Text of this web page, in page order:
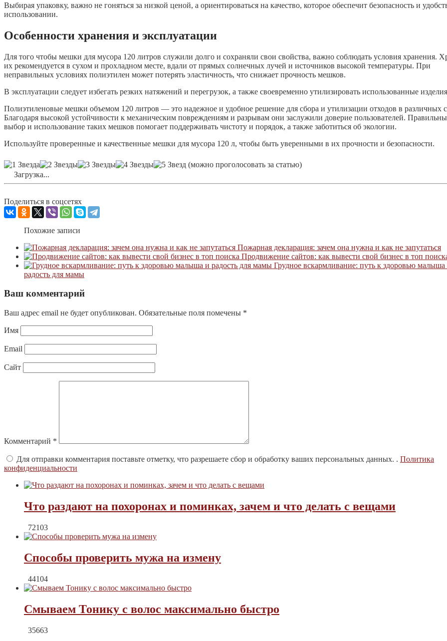
Выбирая упаковку, важно не гоняться за низкой ценой, а ориентироваться на качество, которое обеспечит безопасность и
использовании.
Особенности хранения и эксплуатации
Для того чтобы мешки для мусора 120 литров служили долго и сохраняли свои свойства, важно соблюдать условия хранения.
их рекомендуется в сухом и прохладном месте, вдали от прямых солнечных лучей и источников высокой температуры. При
неправильных условиях полиэтилен может потерять эластичность, что снижает прочность мешков.
В эксплуатации следует избегать резких натяжений и перегрузок, а также своевременно утилизировать использованные
Полиэтиленовые мешки объемом 120 литров — это надежное и удобное решение для сбора и утилизации отходов в различных
Благодаря высокой устойчивости к механическим повреждениям и разрывам они заслужили доверие пользователей.
выбор и использование таких мешков помогает поддерживать чистоту и порядок, а также заботиться об экологии.
Используйте проверенные и качественные мешки для мусора 120 л, чтобы быть уверенными в их прочности и безопасности.
(можно проголосовать за статью)
Загрузка...
Поделиться в соцсетях
Похожие записи
Пожарная декларация: зачем она нужна и как не запутаться
Продвижение сайтов: как вывести свой бизнес в топ
Грудное вскармливание: путь к здоровью малыша
радость для мамы
Ваш комментарий
Ваш адрес email не будет опубликован. Обязательные поля помечены *
Имя
Email
Сайт
Комментарий *
Для отправки комментария поставьте отметку, что разрешаете сбор и обработку ваших персональных данных. . Политика
конфиденциальности
Что раздают на похоронах и поминках, зачем и что делать с вещами
72103
Способы проверить мужа на измену
44104
Смываем Тонику с волос максимально быстро
35663